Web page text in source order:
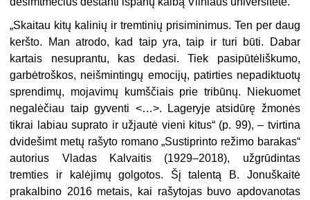
„Skaitau kitų kalinių ir tremtinių prisiminimus. Ten per daug
keršto. Man atrodo, kad taip yra, taip ir turi būti. Dabar
kartais nesuprantu, kas dedasi. Tiek pasipūtėliškumo,
garbėtroškos, neišmintingų emocijų, patirties nepadiktuotų
sprendimų, mojavimų kumščiais prie tribūnų. Niekuomet
negalėčiau taip gyventi <…>. Lageryje atsidūrę žmonės
tikrai labiau suprato ir užjautė vieni kitus“ (p. 99), – tvirtina
dvidešimt metų rašyto romano „Sustiprinto režimo barakas“
autorius Vladas Kalvaitis (1929–2018), užgrūdintas
tremties ir kalėjimų golgotos. Šį talentą B. Jonuškaitė
prakalbino 2016 metais, kai rašytojas buvo apdovanotas